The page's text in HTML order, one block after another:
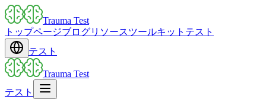
Trauma Test
トップページブログリソースツールキット テスト
テスト
Trauma Test
テスト